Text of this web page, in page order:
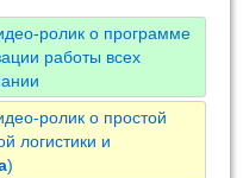
ролик о программе
работы всех
ролик о простой
логистики и
)